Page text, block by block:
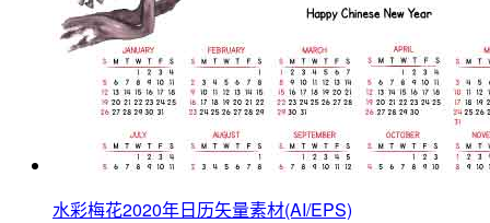
水彩梅花2020年日历矢量素材(AI/EPS)